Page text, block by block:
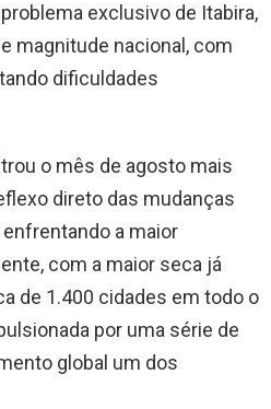
exclusivo de Itabira,
magnitude nacional, com
dificuldades
o mês de agosto mais
direto das mudanças
a maior
com a maior seca já
de 1.400 cidades em todo o
por uma série de
global um dos